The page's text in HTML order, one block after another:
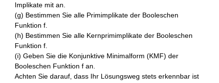
Implikate mit an.
(g) Bestimmen Sie alle Primimplikate der Booleschen
Funktion f.
(h) Bestimmen Sie alle Kernprimimplikate der Booleschen
Funktion f.
(i) Geben Sie die Konjunktive Minimalform (KMF) der
Booleschen Funktion f an.
Achten Sie darauf, dass Ihr Lösungsweg stets erkennbar ist